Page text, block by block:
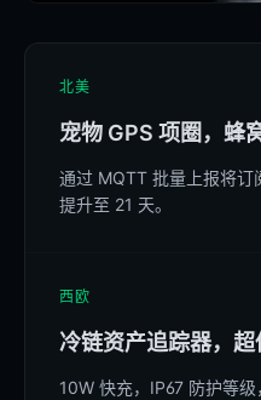
北美
宠物 GPS 项圈，蜂
通过 MQTT 批量上报将订
提升至 21 天。
西欧
冷链资产追踪器，超
10W 快充，IP67 防护等级